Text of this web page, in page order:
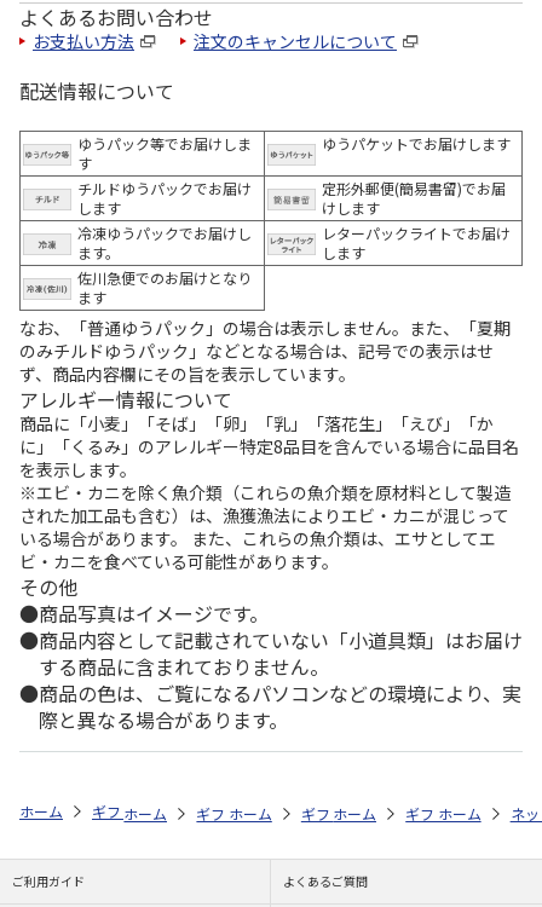
よくあるお問い合わせ
お支払い方法 注文のキャンセルについて
配送情報について
ゆうパック等でお届けしま
す
ゆうパケットでお届けします
チルドゆうパックでお届け
します
定形外郵便(簡易書留)でお届
けします
冷凍ゆうパックでお届けし
ます。
レターパックライトでお届け
します
佐川急便でのお届けとなり
ます
なお、「普通ゆうパック」の場合は表示しません。また、「夏期
のみチルドゆうパック」などとなる場合は、記号での表示はせ
ず、商品内容欄にその旨を表示しています。
アレルギー情報について
商品に「小麦」「そば」「卵」「乳」「落花生」「えび」「か
に」「くるみ」のアレルギー特定8品目を含んでいる場合に品目名
を表示します。
※エビ・カニを除く魚介類（これらの魚介類を原材料として製造
された加工品も含む）は、漁獲漁法によりエビ・カニが混じって
いる場合があります。 また、これらの魚介類は、エサとしてエ
ビ・カニを食べている可能性があります。
その他
商品写真はイメージです。
商品内容として記載されていない「小道具類」はお届け
する商品に含まれておりません。
商品の色は、ご覧になるパソコンなどの環境により、実
際と異なる場合があります。
ホーム ギフトストア お中元・夏ギフト特集 2026 そうめん・麺類
ホーム ギフトストア お中元・夏ギフト特集 2026
ホーム ギフトストア お中元・夏ギフト
ホーム ギフトストア お
ホーム ネ
ご利用ガイド よくあるご質問